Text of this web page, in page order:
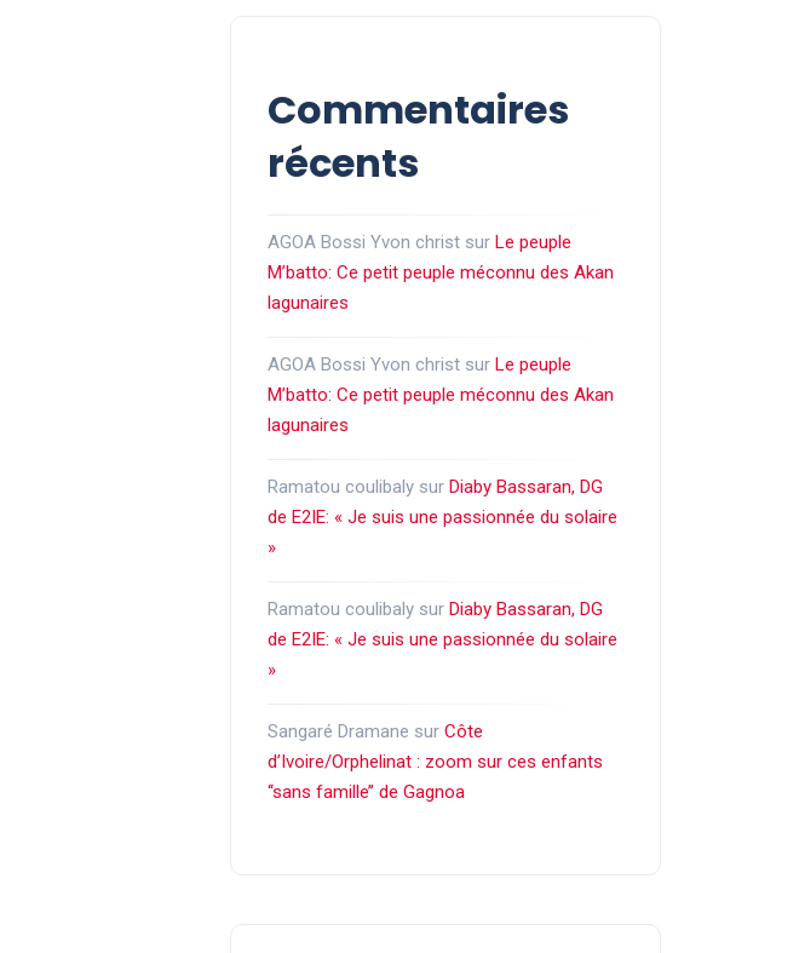
Commentaires
récents
AGOA Bossi Yvon christ sur Le peuple
M’batto: Ce petit peuple méconnu des Akan
lagunaires
AGOA Bossi Yvon christ sur Le peuple
M’batto: Ce petit peuple méconnu des Akan
lagunaires
Ramatou coulibaly sur Diaby Bassaran, DG
de E2IE: « Je suis une passionnée du solaire
»
Ramatou coulibaly sur Diaby Bassaran, DG
de E2IE: « Je suis une passionnée du solaire
»
Sangaré Dramane sur Côte
d’Ivoire/Orphelinat : zoom sur ces enfants
‘‘sans famille’’ de Gagnoa